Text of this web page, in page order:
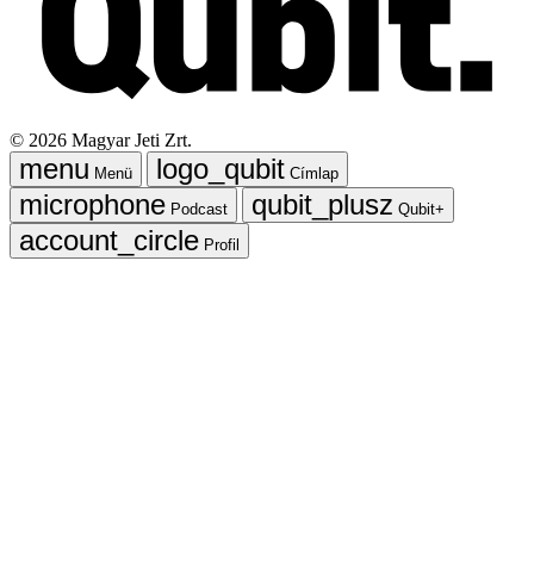
© 2026 Magyar Jeti Zrt.
Menü
Címlap
Podcast
Qubit+
Profil